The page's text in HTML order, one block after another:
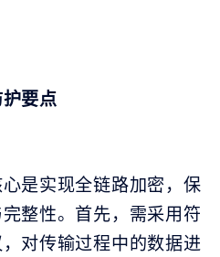
护要点
是实现全链路加密，保
整性。首先，需采用符
对传输过程中的数据进